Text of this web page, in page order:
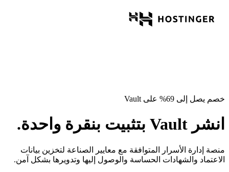
خصم يصل إلى 69% على Vault
انشر Vault بتثبيت بنقرة واحدة.
منصة إدارة الأسرار المتوافقة مع معايير الصناعة لتخزين بيانات
الاعتماد والشهادات الحساسة والوصول إليها وتدويرها بشكل آمن.